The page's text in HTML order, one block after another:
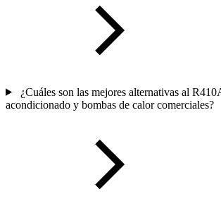
¿Cuáles son las mejores alternativas al
acondicionado y bombas de calor comerciales?